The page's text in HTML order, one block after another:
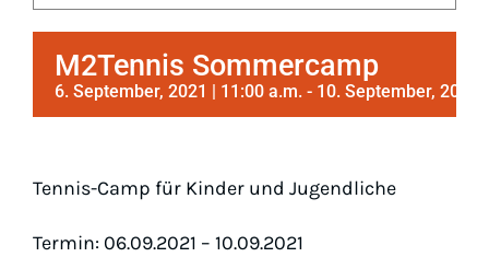
Training
M2Tennis Sommercamp
6. September, 2021 | 11:00 a.m. - 10. September, 2021
Tennis-Camp für Kinder und Jugendliche
Termin: 06.09.2021 – 10.09.2021